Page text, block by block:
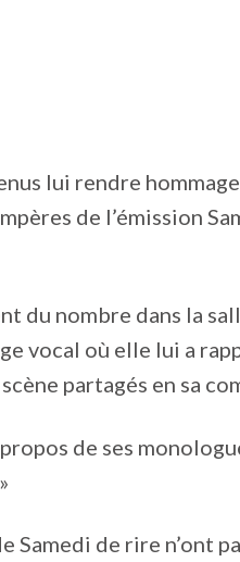
lui rendre
de l’émission
du nombre dans la
vocal où elle lui a
partagés en sa
de ses
Samedi de rire n’ont